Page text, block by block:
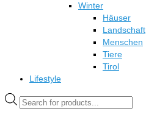
Winter
Häuser
Landschaft
Menschen
Tiere
Tirol
Lifestyle
Products
search